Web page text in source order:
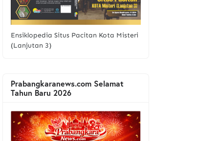
Ensiklopedia Situs Pacitan Kota Misteri
(Lanjutan 3)
Prabangkaranews.com Selamat
Tahun Baru 2026